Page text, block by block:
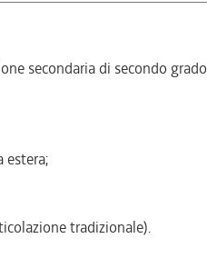
secondaria di secondo
estera;
tradizionale).